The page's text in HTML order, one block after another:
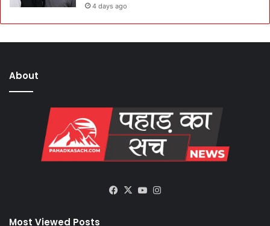
4 days ago
About
Facebook
X YouTube
Most Viewed Posts